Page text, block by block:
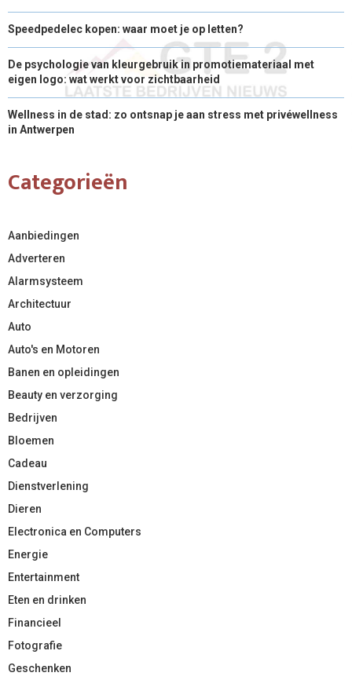
Speedpedelec kopen: waar moet je op letten?
De psychologie van kleurgebruik in promotiemateriaal met
eigen logo: wat werkt voor zichtbaarheid
Wellness in de stad: zo ontsnap je aan stress met privéwellness
in Antwerpen
Categorieën
Aanbiedingen
Adverteren
Alarmsysteem
Architectuur
Auto
Auto's en Motoren
Banen en opleidingen
Beauty en verzorging
Bedrijven
Bloemen
Cadeau
Dienstverlening
Dieren
Electronica en Computers
Energie
Entertainment
Eten en drinken
Financieel
Fotografie
Geschenken